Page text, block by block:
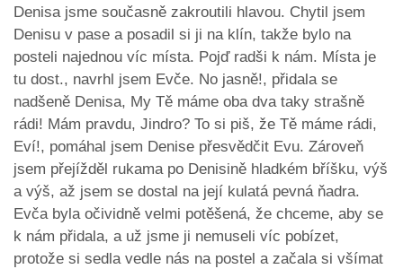
Denisa jsme současně zakroutili hlavou. Chytil jsem
Denisu v pase a posadil si ji na klín, takže bylo na
posteli najednou víc místa. Pojď radši k nám. Místa je
tu dost., navrhl jsem Evče. No jasně!, přidala se
nadšeně Denisa, My Tě máme oba dva taky strašně
rádi! Mám pravdu, Jindro? To si piš, že Tě máme rádi,
Eví!, pomáhal jsem Denise přesvědčit Evu. Zároveň
jsem přejížděl rukama po Denisině hladkém bříšku, výš
a výš, až jsem se dostal na její kulatá pevná ňadra.
Evča byla očividně velmi potěšená, že chceme, aby se
k nám přidala, a už jsme ji nemuseli víc pobízet,
protože si sedla vedle nás na postel a začala si všímat